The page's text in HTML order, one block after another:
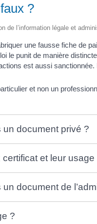
?
de l’information légale et
une fausse fiche de
le punit de manière
est aussi
et non un
un document privé ?
et leur usage
document de
?